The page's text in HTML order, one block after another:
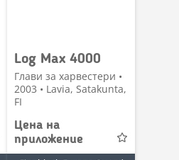
Log Max 4000
Глави за харвестери •
2003 • Lavia, Satakunta,
FI
Цена на
приложение